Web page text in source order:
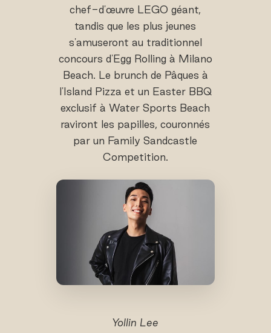
chef-d'œuvre LEGO géant,
tandis que les plus jeunes
s'amuseront au traditionnel
concours d'Egg Rolling à Milano
Beach. Le brunch de Pâques à
l'Island Pizza et un Easter BBQ
exclusif à Water Sports Beach
raviront les papilles, couronnés
par un Family Sandcastle
Competition.
Yollin Lee